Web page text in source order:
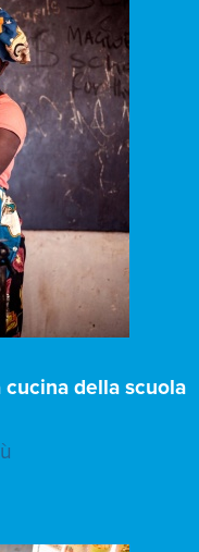
della scuola